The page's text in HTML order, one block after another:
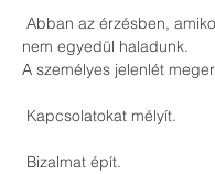
nem egyedül haladunk.
A személyes jelenlét
Kapcsolatokat mélyít.
Bizalmat épít.